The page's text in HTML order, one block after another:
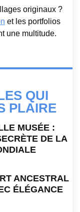
originaux ?
et les portfolios
une multitude.
QUI
PLAIRE
MUSÉE :
DE LA
ANCESTRAL
ÉLÉGANCE